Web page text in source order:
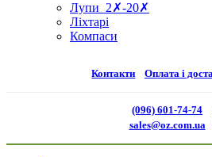
Лупи 2✗-20✗
Ліхтарі
Компаси
Контакти Оплата і
(096) 601-74-74
sales@oz.com.ua